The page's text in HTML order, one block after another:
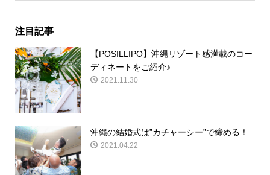
注目記事
【POSILLIPO】沖縄リゾート感満載のコー
ディネートをご紹介♪
2021.11.30
沖縄の結婚式は”カチャーシー”で締める！
2021.04.22